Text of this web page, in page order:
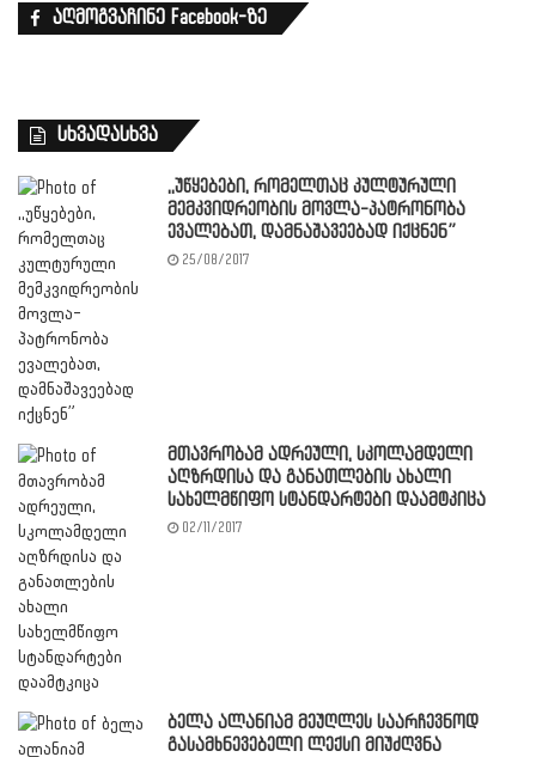
აღმოგვაჩინე Facebook-ზე
სხვადასხვა
,,უწყებები, რომელთაც კულტურული
მემკვიდრეობის მოვლა-პატრონობა
ევალებათ, დამნაშავეებად იქცნენ”
25/08/2017
მთავრობამ ადრეული, სკოლამდელი
აღზრდისა და განათლების ახალი
სახელმწიფო სტანდარტები დაამტკიცა
02/11/2017
ბელა ალანიამ მეუღლეს საარჩევნოდ
გასამხნევებელი ლექსი მიუძღვნა